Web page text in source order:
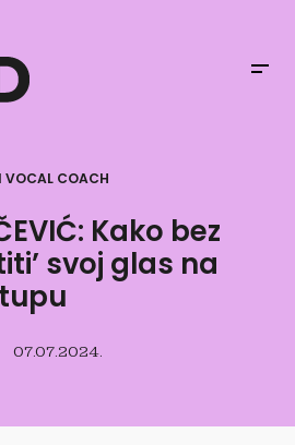
VOCAL COACH
Kako bez
svoj glas na
07.07.2024.